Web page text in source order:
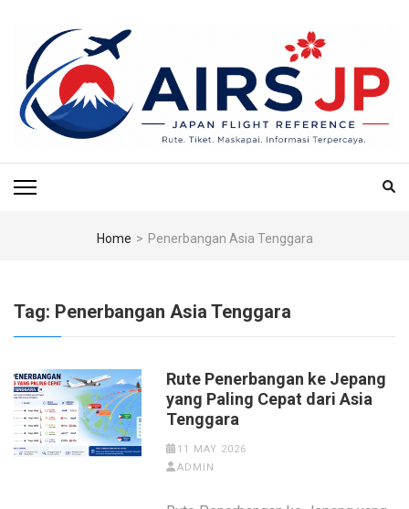
content
(Press
Enter)
AIRS JP – PUSAT
REFERENSI
PENERBANGAN & TIKET
Jepang, Air BnB Jepang,
Home > Penerbangan Asia Tenggara
Tag: Penerbangan Asia Tenggara
Rute Penerbangan ke Jepang
yang Paling Cepat dari Asia
Tenggara
11 MAY 2026
ADMIN